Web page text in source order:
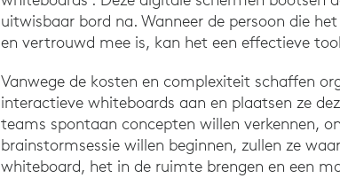
uitwisbaar bord na. Wanneer de persoon die
en vertrouwd mee is, kan het een effectieve
Vanwege de kosten en complexiteit schaffen
interactieve whiteboards aan en plaatsen ze
teams spontaan concepten willen verkennen,
brainstormsessie willen beginnen, zullen ze
whiteboard, het in de ruimte brengen en een